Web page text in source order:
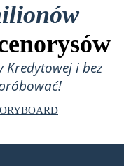
Kredytowej i bez